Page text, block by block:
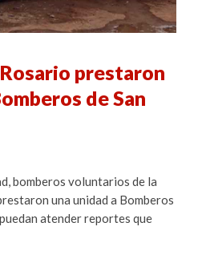
prestaron
de San
bomberos voluntarios de la
una unidad a Bomberos
atender reportes que